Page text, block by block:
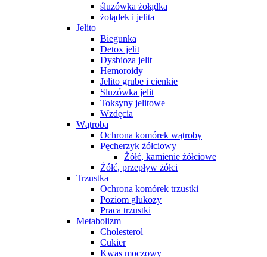
śluzówka żołądka
żołądek i jelita
Jelito
Biegunka
Detox jelit
Dysbioza jelit
Hemoroidy
Jelito grube i cienkie
Sluzówka jelit
Toksyny jelitowe
Wzdęcia
Wątroba
Ochrona komórek wątroby
Pęcherzyk żółciowy
Żółć, kamienie żółciowe
Żółć, przepływ żółci
Trzustka
Ochrona komórek trzustki
Poziom glukozy
Praca trzustki
Metabolizm
Cholesterol
Cukier
Kwas moczowy